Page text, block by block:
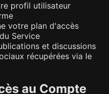
profil utilisateur
votre plan d'accès
Service
et discussions
récupérées via le
au Compte